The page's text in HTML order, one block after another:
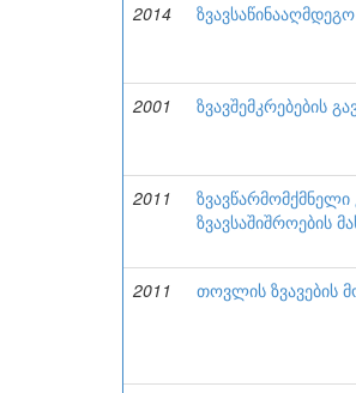
2014
2001
ზვავშემკრებების
2011
ზვავსაშიშროების
2011
თოვლის ზვავების